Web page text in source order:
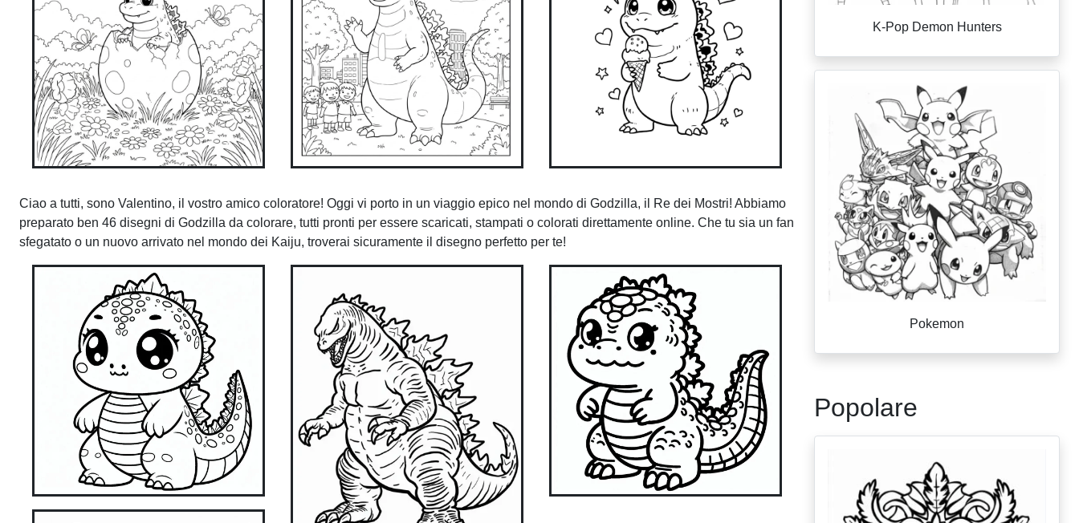
Ciao a tutti, sono Valentino, il vostro amico coloratore! Oggi vi porto in un viaggio epico nel mondo di Godzilla, il Re dei Mostri! Abbiamo
preparato ben 46 disegni di Godzilla da colorare, tutti pronti per essere scaricati, stampati o colorati direttamente online. Che tu sia un fan
sfegatato o un nuovo arrivato nel mondo dei Kaiju, troverai sicuramente il disegno perfetto per te!
K-Pop Demon Hunters
Pokemon
Popolare